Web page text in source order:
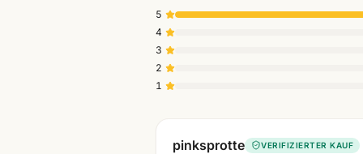
5
4
3
2
1
pinksprotte VERIFIZIERTER KAUF